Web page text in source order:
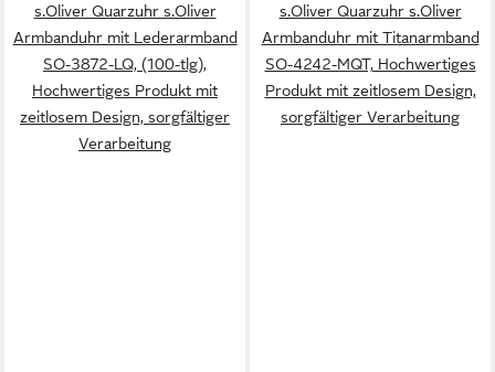
s.Oliver Quarzuhr s.Oliver
Armbanduhr mit Lederarmband
SO-3872-LQ, (100-tlg),
Hochwertiges Produkt mit
zeitlosem Design, sorgfältiger
Verarbeitung
s.Oliver Quarzuhr s.Oliver
Armbanduhr mit Titanarmband
SO-4242-MQT, Hochwertiges
Produkt mit zeitlosem Design,
sorgfältiger Verarbeitung